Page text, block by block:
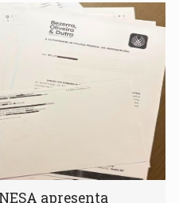
apresenta